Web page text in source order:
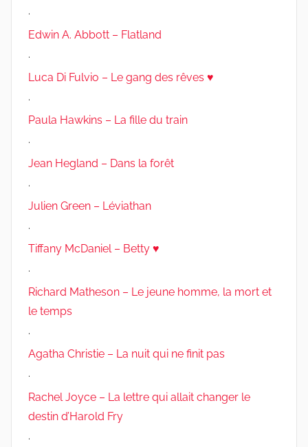
.
Edwin A. Abbott – Flatland
.
Luca Di Fulvio – Le gang des rêves ♥
.
Paula Hawkins – La fille du train
.
Jean Hegland – Dans la forêt
.
Julien Green – Léviathan
.
Tiffany McDaniel – Betty ♥
.
Richard Matheson – Le jeune homme, la mort et
le temps
.
Agatha Christie – La nuit qui ne finit pas
.
Rachel Joyce – La lettre qui allait changer le
destin d’Harold Fry
.